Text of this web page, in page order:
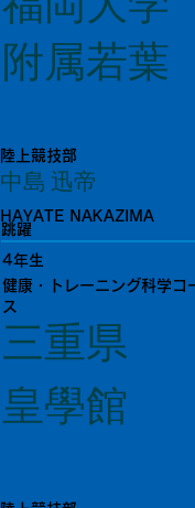
福岡大学
附属若葉
陸上競技部
中島 迅帝
HAYATE NAKAZIMA
跳躍
4年生
健康・トレーニング科学コ
ス
三重県
皇學館